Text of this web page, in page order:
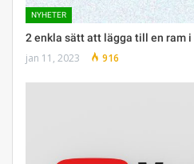
NYHETER
2 enkla sätt att lägga till en ram i
jan 11, 2023 916